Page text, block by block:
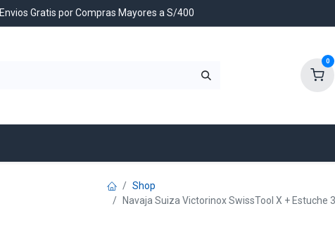
Envios Gratis por Compras Mayores a S/400
0
Shop
Navaja Suiza Victorinox SwissTool X +